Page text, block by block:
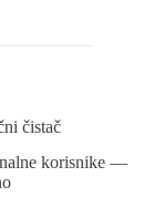
čistač
korisnike —